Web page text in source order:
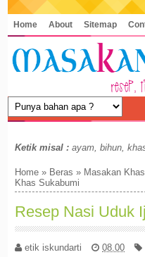
Home About Sitemap
Ketik misal : ayam, bihun,
Home » Beras » Masakan
Khas Sukabumi
Resep Nasi Uduk
etik iskundarti 08.00